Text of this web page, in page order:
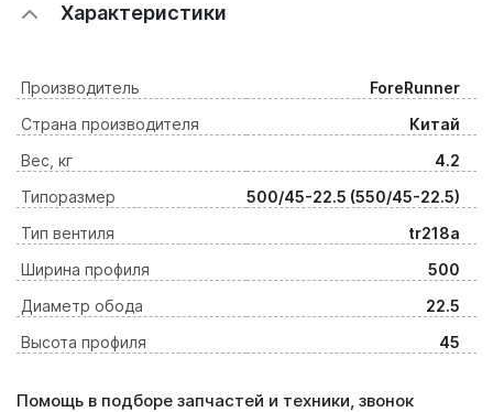
Характеристики
Производитель
ForeRunner
Страна производителя
Китай
Вес, кг
4.2
Типоразмер
500/45-22.5 (550/45-22.5)
Тип вентиля
tr218a
Ширина профиля
500
Диаметр обода
22.5
Высота профиля
45
Помощь в подборе запчастей и техники, звонок